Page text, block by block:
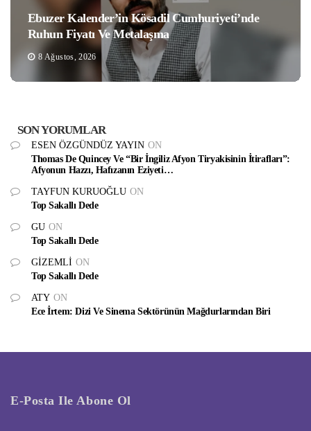
Ebuzer Kalender’in Kösadil Cumhuriyeti’nde
Ruhun Fiyatı Ve Metalaşma
8 Ağustos, 2026
SON YORUMLAR
ESEN ÖZGÜNDÜZ YAYIN ON
Thomas De Quincey Ve “Bir İngiliz Afyon Tiryakisinin İtirafları”:
Afyonun Hazzı, Hafızanın Eziyeti…
TAYFUN KURUOĞLU ON
Top Sakallı Dede
GU ON
Top Sakallı Dede
GIZEMLI ON
Top Sakallı Dede
ATY ON
Ece İrtem: Dizi Ve Sinema Sektörünün Mağdurlarından Biri
E-Posta Ile Abone Ol